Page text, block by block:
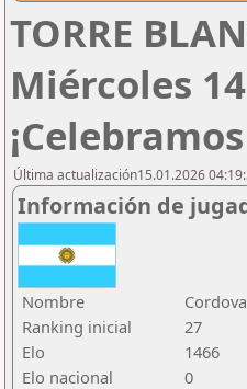
TORRE
Miércoles
Última actualización15.01.2026
Información de
Nombre
Ranking inicial
27
Elo
1466
Elo nacional
0